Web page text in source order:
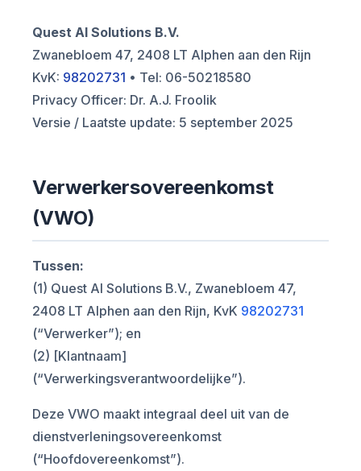
Quest AI Solutions B.V.
Zwanebloem 47, 2408 LT Alphen aan den Rijn
KvK: 98202731 • Tel: 06-50218580
Privacy Officer: Dr. A.J. Froolik
Versie / Laatste update: 5 september 2025
Verwerkersovereenkomst
(VWO)
Tussen:
(1) Quest AI Solutions B.V., Zwanebloem 47,
2408 LT Alphen aan den Rijn, KvK 98202731
(“Verwerker”); en
(2) [Klantnaam]
(“Verwerkingsverantwoordelijke”).
Deze VWO maakt integraal deel uit van de
dienstverleningsovereenkomst
(“Hoofdovereenkomst”).